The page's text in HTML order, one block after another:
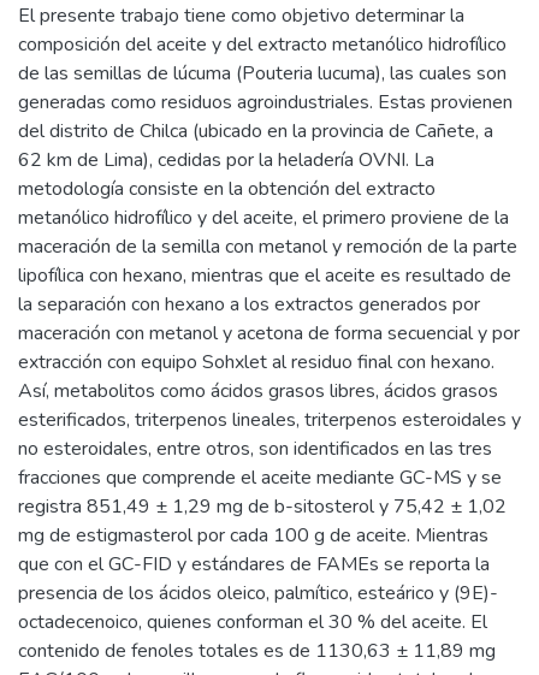
El presente trabajo tiene como objetivo determinar la
composición del aceite y del extracto metanólico hidrofílico
de las semillas de lúcuma (Pouteria lucuma), las cuales son
generadas como residuos agroindustriales. Estas provienen
del distrito de Chilca (ubicado en la provincia de Cañete, a
62 km de Lima), cedidas por la heladería OVNI. La
metodología consiste en la obtención del extracto
metanólico hidrofílico y del aceite, el primero proviene de la
maceración de la semilla con metanol y remoción de la parte
lipofílica con hexano, mientras que el aceite es resultado de
la separación con hexano a los extractos generados por
maceración con metanol y acetona de forma secuencial y por
extracción con equipo Sohxlet al residuo final con hexano.
Así, metabolitos como ácidos grasos libres, ácidos grasos
esterificados, triterpenos lineales, triterpenos esteroidales y
no esteroidales, entre otros, son identificados en las tres
fracciones que comprende el aceite mediante GC-MS y se
registra 851,49 ± 1,29 mg de b-sitosterol y 75,42 ± 1,02
mg de estigmasterol por cada 100 g de aceite. Mientras
que con el GC-FID y estándares de FAMEs se reporta la
presencia de los ácidos oleico, palmítico, esteárico y (9E)-
octadecenoico, quienes conforman el 30 % del aceite. El
contenido de fenoles totales es de 1130,63 ± 11,89 mg